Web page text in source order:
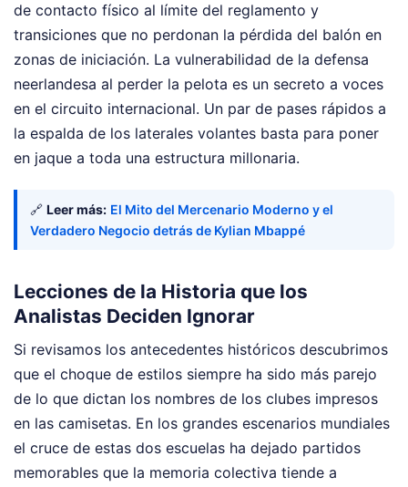
de contacto físico al límite del reglamento y
transiciones que no perdonan la pérdida del balón en
zonas de iniciación. La vulnerabilidad de la defensa
neerlandesa al perder la pelota es un secreto a voces
en el circuito internacional. Un par de pases rápidos a
la espalda de los laterales volantes basta para poner
en jaque a toda una estructura millonaria.
🔗 Leer más: El Mito del Mercenario Moderno y el
Verdadero Negocio detrás de Kylian Mbappé
Lecciones de la Historia que los
Analistas Deciden Ignorar
Si revisamos los antecedentes históricos descubrimos
que el choque de estilos siempre ha sido más parejo
de lo que dictan los nombres de los clubes impresos
en las camisetas. En los grandes escenarios mundiales
el cruce de estas dos escuelas ha dejado partidos
memorables que la memoria colectiva tiende a